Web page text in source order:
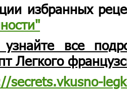
избранных
все
Легкого
secrets.vkusno-